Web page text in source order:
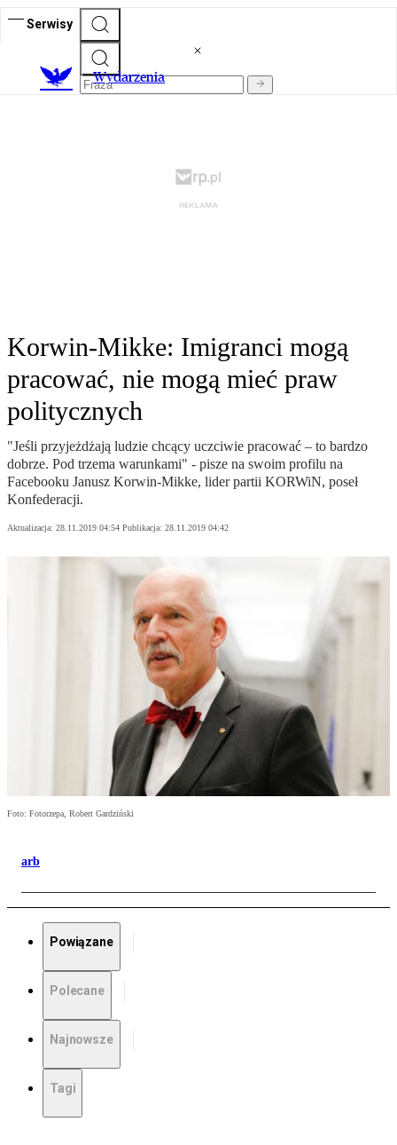
Serwisy
Wydarzenia
Korwin-Mikke: Imigranci mogą
pracować, nie mogą mieć praw
politycznych
"Jeśli przyjeżdżają ludzie chcący uczciwie pracować – to bardzo
dobrze. Pod trzema warunkami" - pisze na swoim profilu na
Facebooku Janusz Korwin-Mikke, lider partii KORWiN, poseł
Konfederacji.
Aktualizacja: 28.11.2019 04:54 Publikacja: 28.11.2019 04:42
Foto: Fotorzepa, Robert Gardziński
arb
Powiązane
Polecane
Najnowsze
Tagi